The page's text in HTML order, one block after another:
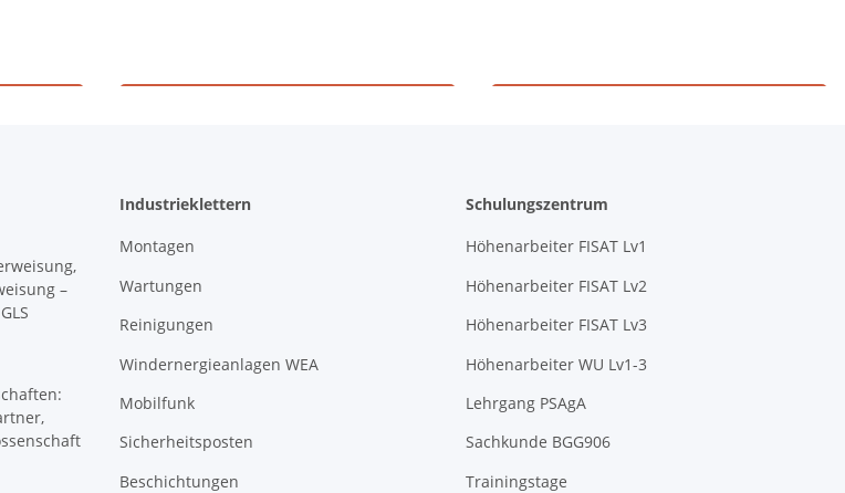
Industrieklettern
Montagen
Wartungen
Reinigungen
Windernergieanlagen WEA
Mobilfunk
Sicherheitsposten
Beschichtungen
Schulungszentrum
Höhenarbeiter FISAT Lv1
Höhenarbeiter FISAT Lv2
Höhenarbeiter FISAT Lv3
Höhenarbeiter WU Lv1-3
Lehrgang PSAgA
Sachkunde BGG906
Trainingstage